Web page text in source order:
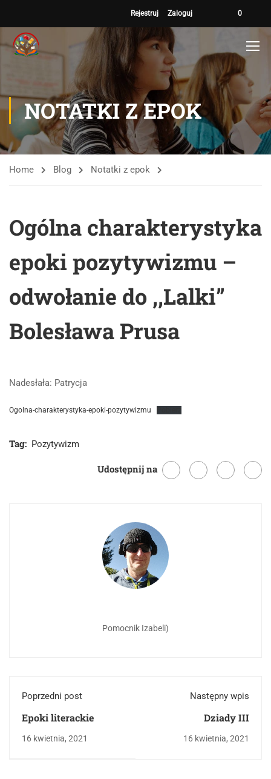
Rejestruj Zaloguj 0
NOTATKI Z EPOK
Home Blog Notatki z epok
Ogólna charakterystyka
epoki pozytywizmu –
odwołanie do ,,Lalki”
Bolesława Prusa
Nadesłała: Patrycja
Ogolna-charakterystyka-epoki-pozytywizmu
Tag: Pozytywizm
Udostępnij na
Pomocnik Izabeli)
Poprzedni post
Epoki literackie
16 kwietnia, 2021
Następny wpis
Dziady III
16 kwietnia, 2021